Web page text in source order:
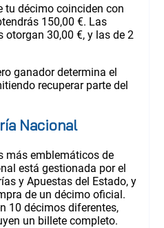
tu décimo coinciden con
150,00 €. Las
30,00 €, y las de 2
ganador determina el
recuperar parte del
Nacional
más emblemáticos de
está gestionada por el
y Apuestas del Estado, y
de un décimo oficial.
10 décimos diferentes,
un billete completo.